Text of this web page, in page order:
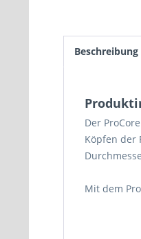
Beschreibung
Der
Köpfen der
Mit dem